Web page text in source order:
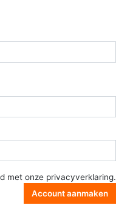
met onze privacyverklaring.
Account aanmaken